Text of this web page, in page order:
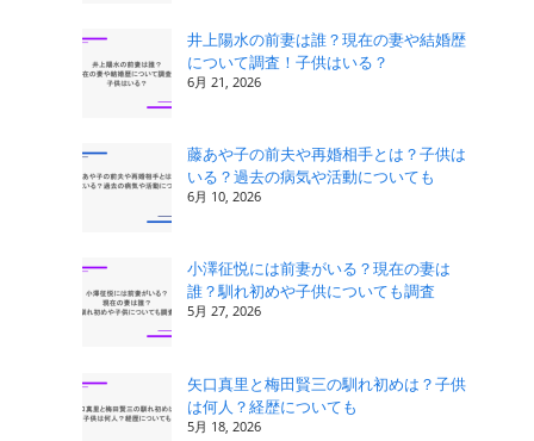
井上陽水の前妻は誰？現在の妻や結婚歴
について調査！子供はいる？
6月 21, 2026
藤あや子の前夫や再婚相手とは？子供は
いる？過去の病気や活動についても
6月 10, 2026
小澤征悦には前妻がいる？現在の妻は
誰？馴れ初めや子供についても調査
5月 27, 2026
矢口真里と梅田賢三の馴れ初めは？子供
は何人？経歴についても
5月 18, 2026